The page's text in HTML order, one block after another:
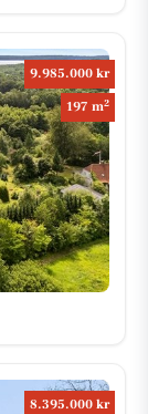
9.985.000 kr
197 m2
8.395.000 kr